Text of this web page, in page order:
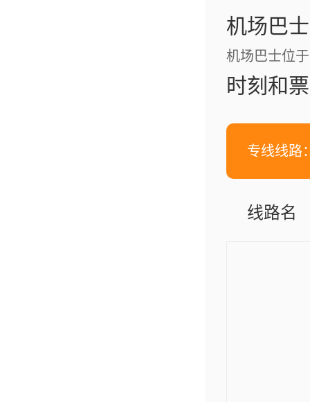
机场巴
机场巴士位
时刻和
专线线路
线路名